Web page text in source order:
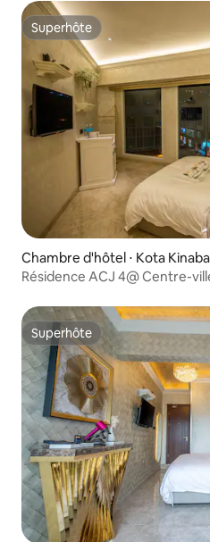
Superhôte
Superhôte
Chambre d'hôtel ⋅ Kota
Résidence ACJ 4@ Centre-
Superhôte
Superhôte